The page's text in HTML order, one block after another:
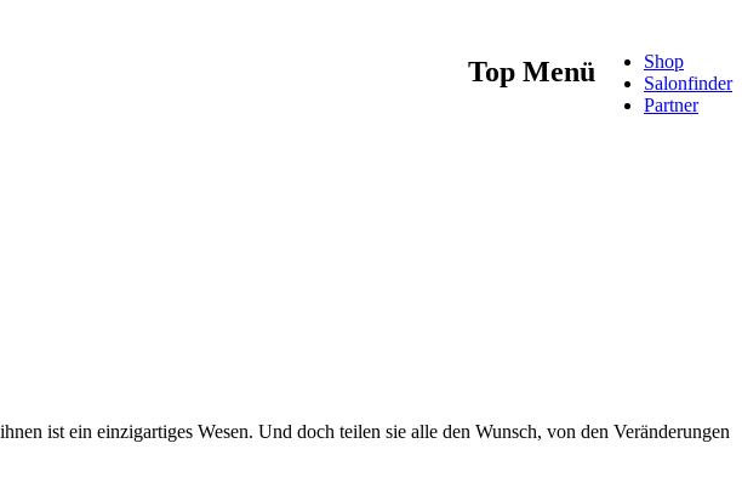
Top Menü
Shop
Salonfinder
Partner
ist ein einzigartiges Wesen. Und doch teilen sie alle den Wunsch, von den Veränderungen